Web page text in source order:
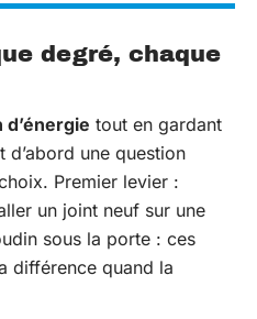
degré, chaque
tout en gardant
d’abord une question
Premier levier :
un joint neuf sur une
sous la porte : ces
différence quand la